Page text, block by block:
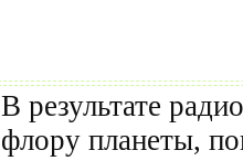
В результате
флору планеты,